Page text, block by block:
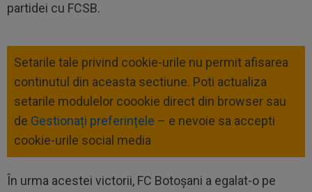
partidei cu FCSB.
Setarile tale privind cookie-urile nu permit afisarea
continutul din aceasta sectiune. Poti actualiza
setarile modulelor coookie direct din browser sau
de Gestionați preferințele – e nevoie sa accepti
cookie-urile social media
În urma acestei victorii, FC Botoșani a egalat-o pe